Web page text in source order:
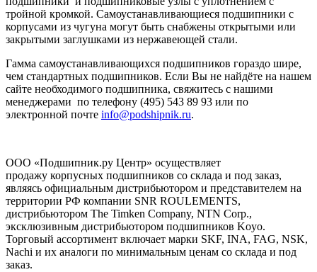
тройной кромкой. Самоустанавливающиеся подшипники с
корпусами из чугуна могут быть снабжены открытыми или
закрытыми заглушками из нержавеющей стали.
Гамма самоустанавливающихся подшипников гораздо шире,
чем стандартных подшипников. Если Вы не найдёте на нашем
сайте необходимого подшипника, свяжитесь с нашими
менеджерами по телефону (495) 543 89 93 или по
электронной почте info@podshipnik.ru.
ООО «Подшипник.ру Центр» осуществляет
продажу корпусных подшипников со склада и под заказ,
являясь официальным дистрибьютором и представителем на
территории РФ компании SNR ROULEMENTS,
дистрибьютором The Timken Company, NTN Corp.,
эксклюзивным дистрибьютором подшипников Koyo.
Торговый ассортимент включает марки SKF, INA, FAG, NSK,
Nachi и их аналоги по минимальным ценам со склада и под
заказ.